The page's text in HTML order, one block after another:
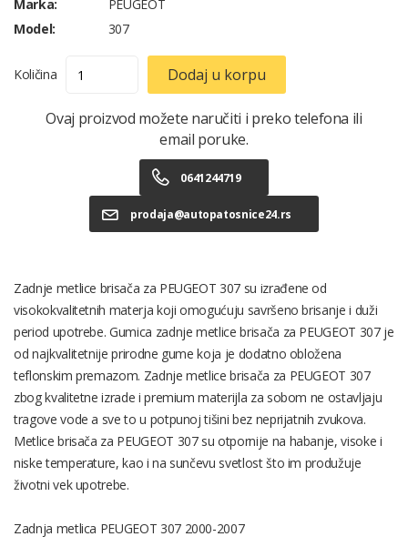
Marka:
PEUGEOT
Model:
307
Količina Dodaj u korpu
Ovaj proizvod možete naručiti i preko telefona ili
email poruke.
0641244719
prodaja@autopatosnice24.rs
Zadnje metlice brisača za PEUGEOT 307 su izrađene od
visokokvalitetnih materja koji omogućuju savršeno brisanje i duži
period upotrebe. Gumica zadnje metlice brisača za PEUGEOT 307 je
od najkvalitetnije prirodne gume koja je dodatno obložena
teflonskim premazom. Zadnje metlice brisača za PEUGEOT 307
zbog kvalitetne izrade i premium materijla za sobom ne ostavljaju
tragove vode a sve to u potpunoj tišini bez neprijatnih zvukova.
Metlice brisača za PEUGEOT 307 su otpornije na habanje, visoke i
niske temperature, kao i na sunčevu svetlost što im produžuje
životni vek upotrebe.
Zadnja metlica PEUGEOT 307 2000-2007